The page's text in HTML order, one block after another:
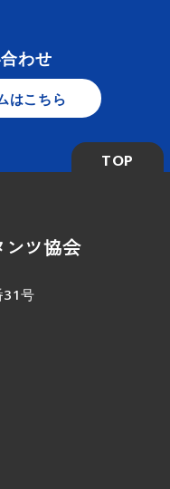
わせ
はこちら
ツ協会
31号
TOP